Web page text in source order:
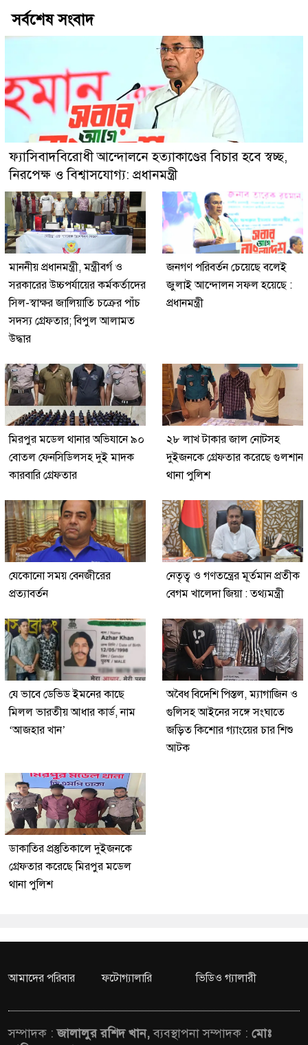
সর্বশেষ সংবাদ
ফ্যাসিবাদবিরোধী আন্দোলনে হত্যাকাণ্ডের বিচার হবে স্বচ্ছ,
নিরপেক্ষ ও বিশ্বাসযোগ্য: প্রধানমন্ত্রী
মাননীয় প্রধানমন্ত্রী, মন্ত্রীবর্গ ও
সরকারের উচ্চপর্যায়ের কর্মকর্তাদের
সিল-স্বাক্ষর জালিয়াতি চক্রের পাঁচ
সদস্য গ্রেফতার; বিপুল আলামত
উদ্ধার
জনগণ পরিবর্তন চেয়েছে বলেই
জুলাই আন্দোলন সফল হয়েছে :
প্রধানমন্ত্রী
মিরপুর মডেল থানার অভিযানে ৯০
বোতল ফেনসিডিলসহ দুই মাদক
কারবারি গ্রেফতার
২৮ লাখ টাকার জাল নোটসহ
দুইজনকে গ্রেফতার করেছে গুলশান
থানা পুলিশ
যেকোনো সময় বেনজীরের
প্রত্যাবর্তন
নেতৃত্ব ও গণতন্ত্রের মূর্তমান প্রতীক
বেগম খালেদা জিয়া : তথ্যমন্ত্রী
যে ভাবে ডেভিড ইমনের কাছে
মিলল ভারতীয় আধার কার্ড, নাম
‘আজহার খান’
অবৈধ বিদেশি পিস্তল, ম্যাগাজিন ও
গুলিসহ আইনের সঙ্গে সংঘাতে
জড়িত কিশোর গ্যাংয়ের চার শিশু
আটক
ডাকাতির প্রস্তুতিকালে দুইজনকে
গ্রেফতার করেছে মিরপুর মডেল
থানা পুলিশ
আমাদের পরিবার ফটোগ্যালারি ভিডিও গ্যালারী
সম্পাদক :জালালুর রশিদ খান,ব্যবস্থাপনা সম্পাদক : মোঃ